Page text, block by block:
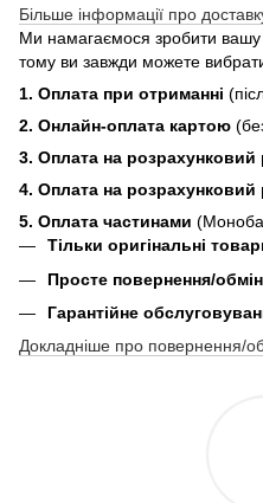
Більше інформації про
Ми намагаємося зробити
тому ви завжди можете
1. Оплата при отриманні
2. Онлайн-оплата картою
3. Оплата на розрахунковий
4. Оплата на
5. Оплата частинами
Тільки оригінальні
Просте повернення/
Гарантійне
Докладніше про повернення/